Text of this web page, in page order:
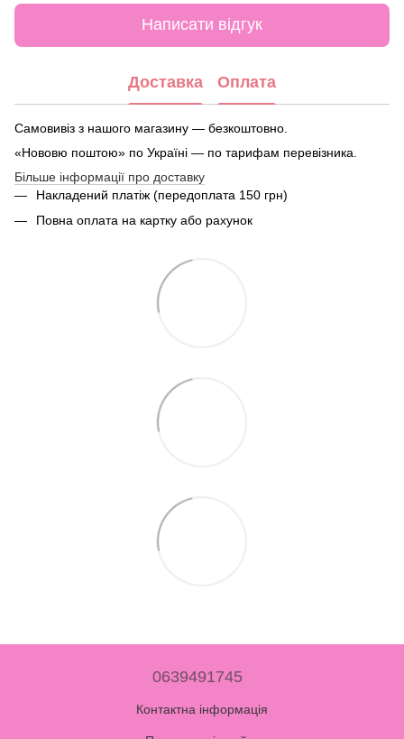
Написати відгук
Доставка Оплата
Самовивіз з нашого магазину — безкоштовно.
«Нововю поштою» по Україні — по тарифам перевізника.
Більше інформації про доставку
Накладений платіж (передоплата 150 грн)
Повна оплата на картку або рахунок
0639491745
Контактна інформація